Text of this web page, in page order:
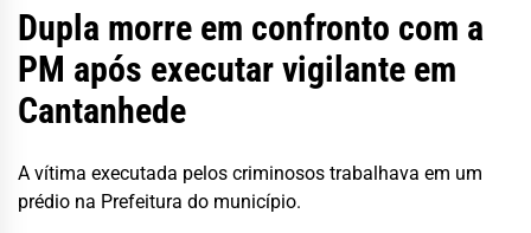
Dupla morre em confronto com a
PM após executar vigilante em
Cantanhede
A vítima executada pelos criminosos trabalhava em um
prédio na Prefeitura do município.